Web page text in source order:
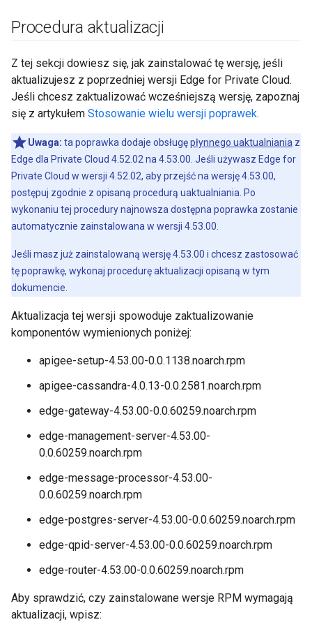
Procedura aktualizacji
Z tej sekcji dowiesz się, jak zainstalować tę wersję, jeśli
aktualizujesz z poprzedniej wersji Edge for Private Cloud.
Jeśli chcesz zaktualizować wcześniejszą wersję, zapoznaj
się z artykułem Stosowanie wielu wersji poprawek.
Uwaga: ta poprawka dodaje obsługępłynnego uaktualniania z
Edge dla Private Cloud 4.52.02 na 4.53.00. Jeśli używasz Edge for
Private Cloud w wersji 4.52.02, aby przejść na wersję 4.53.00,
postępuj zgodnie z opisaną procedurą uaktualniania. Po
wykonaniu tej procedury najnowsza dostępna poprawka zostanie
automatycznie zainstalowana w wersji 4.53.00.
Jeśli masz już zainstalowaną wersję 4.53.00 i chcesz zastosować
tę poprawkę, wykonaj procedurę aktualizacji opisaną w tym
dokumencie.
Aktualizacja tej wersji spowoduje zaktualizowanie
komponentów wymienionych poniżej:
apigee-setup-4.53.00-0.0.1138.noarch.rpm
apigee-cassandra-4.0.13-0.0.2581.noarch.rpm
edge-gateway-4.53.00-0.0.60259.noarch.rpm
edge-management-server-4.53.00-
0.0.60259.noarch.rpm
edge-message-processor-4.53.00-
0.0.60259.noarch.rpm
edge-postgres-server-4.53.00-0.0.60259.noarch.rpm
edge-qpid-server-4.53.00-0.0.60259.noarch.rpm
edge-router-4.53.00-0.0.60259.noarch.rpm
Aby sprawdzić, czy zainstalowane wersje RPM wymagają
aktualizacji, wpisz: